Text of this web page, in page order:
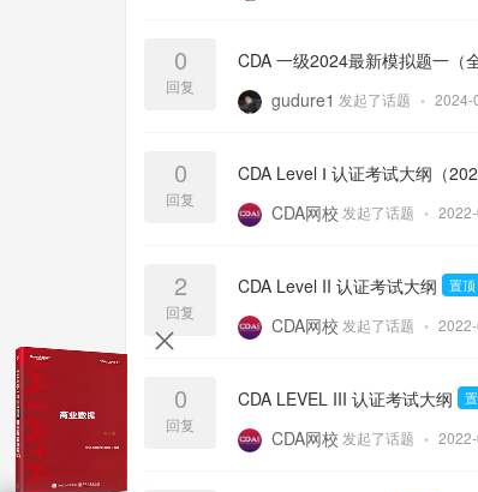
0
回复
CDA 一级2024最新模拟题一（
gudure1 发起了话题 • 2024-
0
回复
CDA Level Ⅰ 认证考试大纲（
CDA网校 发起了话题 •
2
回复
CDA Level II 认证考试大纲 置顶
CDA网校 发起了话题 •
0
回复
CDA LEVEL III 认证考试大纲
CDA网校 发起了话题 •